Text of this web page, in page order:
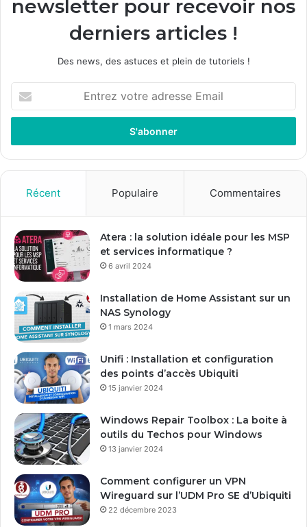
newsletter pour recevoir nos
derniers articles !
Des news, des astuces et plein de tutoriels !
Entrez
votre
adresse
Récent Populaire Commentaires
Atera : la solution idéale pour les MSP
et services informatique ?
6 avril 2024
Installation de Home Assistant sur un
NAS Synology
1 mars 2024
Unifi : Installation et configuration
des points d’accès Ubiquiti
15 janvier 2024
Windows Repair Toolbox : La boite à
outils du Techos pour Windows
13 janvier 2024
Comment configurer un VPN
Wireguard sur l’UDM Pro SE d’Ubiquiti
22 décembre 2023